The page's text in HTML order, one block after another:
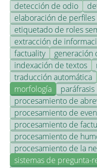
detección de odio
elaboración de perfiles
etiquetado de roles
extracción de
factuality
generación
indexación de textos
traducción automática
morfología
paráfrasis
procesamiento de
procesamiento de
procesamiento de
procesamiento de
procesamiento de la
sistemas de pregunta-